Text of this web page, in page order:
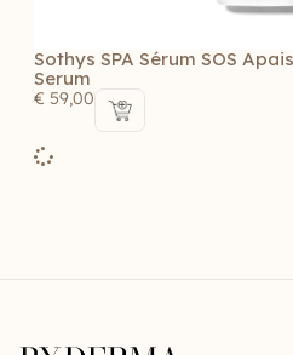
Sothys SPA Sérum SOS
Serum
€ 59,00